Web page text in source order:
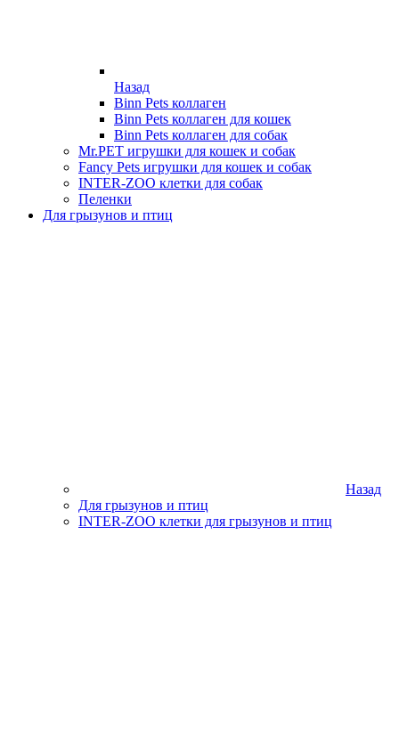
Назад
Binn Pets коллаген
Binn Pets коллаген для кошек
Binn Pets коллаген для собак
Mr.PET игрушки для кошек и собак
Fancy Pets игрушки для кошек и собак
INTER-ZOO клетки для собак
Пеленки
Для грызунов и птиц
Назад
Для грызунов и птиц
INTER-ZOO клетки для грызунов и птиц